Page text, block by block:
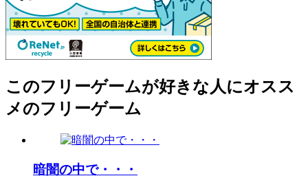
このフリーゲームが好きな人にオスス
メのフリーゲーム
暗闇の中で・・・